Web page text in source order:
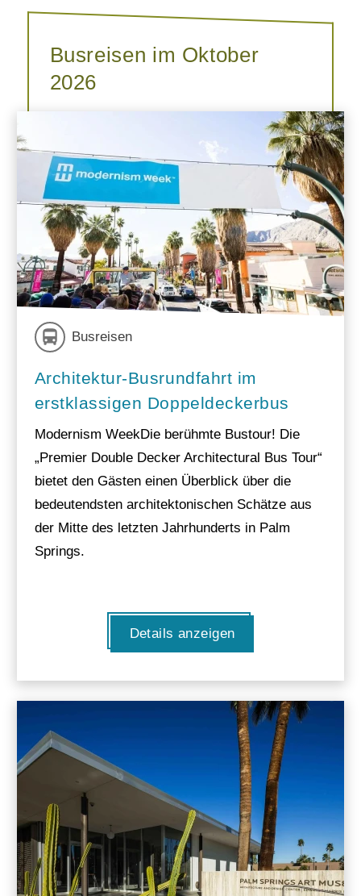
Busreisen im Oktober
2026
Busreisen
Architektur-Busrundfahrt im
erstklassigen Doppeldeckerbus
Modernism WeekDie berühmte Bustour! Die
„Premier Double Decker Architectural Bus Tour“
bietet den Gästen einen Überblick über die
bedeutendsten architektonischen Schätze aus
der Mitte des letzten Jahrhunderts in Palm
Springs.
Details anzeigen